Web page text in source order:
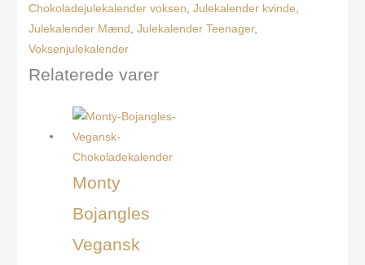
Chokoladejulekalender voksen Julekalender kvinde
Julekalender Mænd
Julekalender Teenager,
Voksenjulekalender
Relaterede varer
Monty
Bojangles
Vegansk